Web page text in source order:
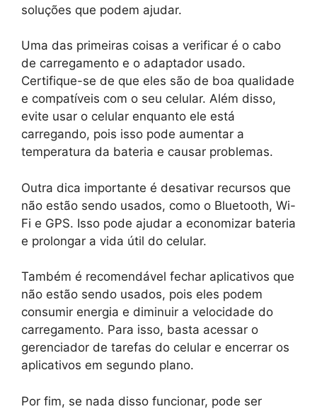
soluções que podem ajudar.
Uma das primeiras coisas a verificar é o cabo
de carregamento e o adaptador usado.
Certifique-se de que eles são de boa qualidade
e compatíveis com o seu celular. Além disso,
evite usar o celular enquanto ele está
carregando, pois isso pode aumentar a
temperatura da bateria e causar problemas.
Outra dica importante é desativar recursos que
não estão sendo usados, como o Bluetooth, Wi-
Fi e GPS. Isso pode ajudar a economizar bateria
e prolongar a vida útil do celular.
Também é recomendável fechar aplicativos que
não estão sendo usados, pois eles podem
consumir energia e diminuir a velocidade do
carregamento. Para isso, basta acessar o
gerenciador de tarefas do celular e encerrar os
aplicativos em segundo plano.
Por fim, se nada disso funcionar, pode ser